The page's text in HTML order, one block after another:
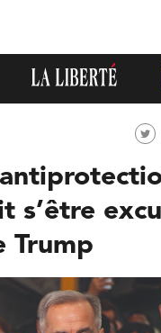
s’être
Trump